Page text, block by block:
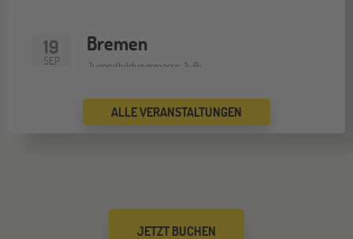
19
SEP
Bremen
Jugendbildungsmesse JuBi
Düsseldorf
Mannheim
ALLE VERANSTALTUNGEN
JETZT BUCHEN